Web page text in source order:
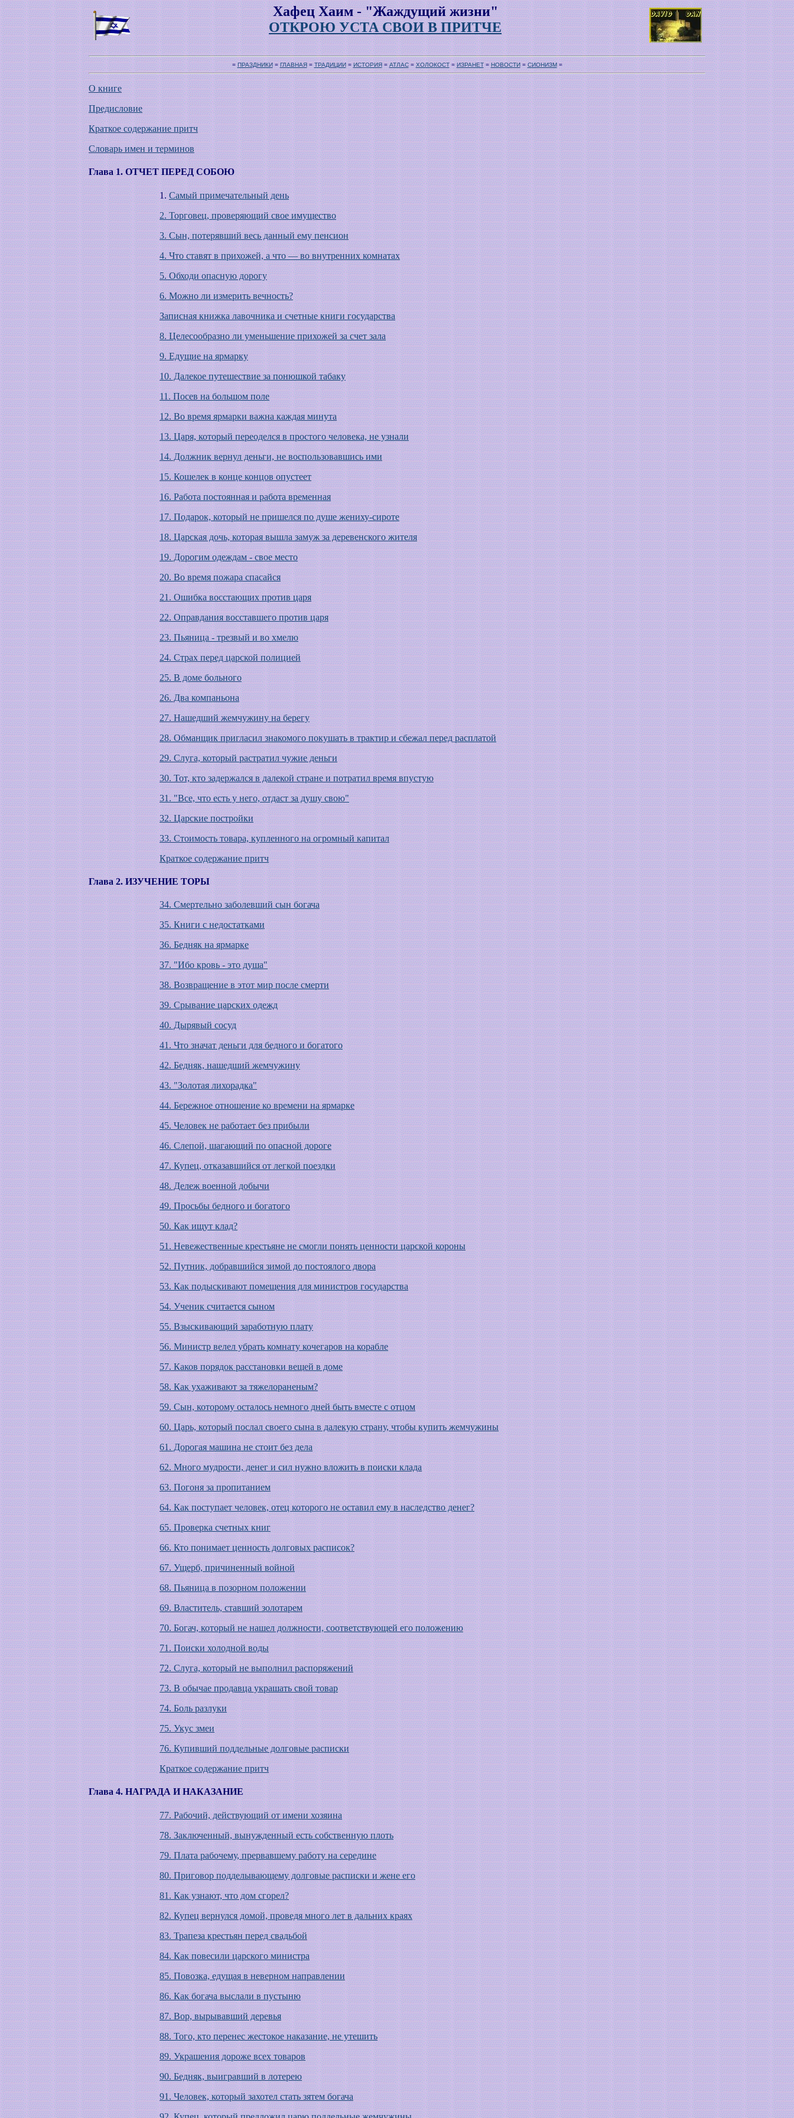
Хафец Хаим - "Жаждущий жизни"
ОТКРОЮ УСТА СВОИ В ПРИТЧЕ
=ПРАЗДНИКИ=ГЛАВНАЯ=ТРАДИЦИИ=ИСТОРИЯ=АТЛАС=ХОЛОКОСТ=ИЗРАНЕТ=НОВОСТИ=СИОНИЗМ=
О книге
Предисловие
Краткое содержание притч
Словарь имен и терминов
Глава 1. ОТЧЕТ ПЕРЕД СОБОЮ
1.Самый примечательный день
2. Торговец, проверяющий свое имущество
3. Сын, потерявший весь данный ему пенсион
4. Что ставят в прихожей, а что — во внутренних комнатах
5. Обходи опасную дорогу
6. Можно ли измерить вечность?
Записная книжка лавочника и счетные книги государства
8. Целесообразно ли уменьшение прихожей за счет зала
9. Едущие на ярмарку
10. Далекое путешествие за понюшкой табаку
11. Посев на большом поле
12. Во время ярмарки важна каждая минута
13. Царя, который переоделся в простого человека, не узнали
14. Должник вернул деньги, не воспользовавшись ими
15. Кошелек в конце концов опустеет
16. Работа постоянная и работа временная
17. Подарок, который не пришелся по душе жениху-сироте
18. Царская дочь, которая вышла замуж за деревенского жителя
19. Дорогим одеждам - свое место
20. Во время пожара спасайся
21. Ошибка восстающих против царя
22. Оправдания восставшего против царя
23. Пьяница - трезвый и во хмелю
24. Страх перед царской полицией
25. В доме больного
26. Два компаньона
27. Нашедший жемчужину на берегу
28. Обманщик пригласил знакомого покушать в трактир и сбежал перед расплатой
29. Слуга, который растратил чужие деньги
30. Тот, кто задержался в далекой стране и потратил время впустую
31. "Все, что есть у него, отдаст за душу свою"
32. Царские постройки
33. Стоимость товара, купленного на огромный капитал
Краткое содержание притч
Глава 2. ИЗУЧЕНИЕ ТОРЫ
34. Смертельно заболевший сын богача
35. Книги с недостатками
36. Бедняк на ярмарке
37. "Ибо кровь - это душа"
38. Возвращение в этот мир после смерти
39. Срывание царских одежд
40. Дырявый сосуд
41. Что значат деньги для бедного и богатого
42. Бедняк, нашедший жемчужину
43. "Золотая лихорадка"
44. Бережное отношение ко времени на ярмарке
45. Человек не работает без прибыли
46. Слепой, шагающий по опасной дороге
47. Купец, отказавшийся от легкой поездки
48. Дележ военной добычи
49. Просьбы бедного и богатого
50. Как ищут клад?
51. Невежественные крестьяне не смогли понять ценности царской короны
52. Путник, добравшийся зимой до постоялого двора
53. Как подыскивают помещения для министров государства
54. Ученик считается сыном
55. Взыскивающий заработную плату
56. Министр велел убрать комнату кочегаров на корабле
57. Каков порядок расстановки вещей в доме
58. Как ухаживают за тяжелораненым?
59. Сын, которому осталось немного дней быть вместе с отцом
60. Царь, который послал своего сына в далекую страну, чтобы купить жемчужины
61. Дорогая машина не стоит без дела
62. Много мудрости, денег и сил нужно вложить в поиски клада
63. Погоня за пропитанием
64. Как поступает человек, отец которого не оставил ему в наследство денег?
65. Проверка счетных книг
66. Кто понимает ценность долговых расписок?
67. Ущерб, причиненный войной
68. Пьяница в позорном положении
69. Властитель, ставший золотарем
70. Богач, который не нашел должности, соответствующей его положению
71. Поиски холодной воды
72. Слуга, который не выполнил распоряжений
73. В обычае продавца украшать свой товар
74. Боль разлуки
75. Укус змеи
76. Купивший поддельные долговые расписки
Краткое содержание притч
Глава 4. НАГРАДА И НАКАЗАНИЕ
77. Рабочий, действующий от имени хозяина
78. Заключенный, вынужденный есть собственную плоть
79. Плата рабочему, прервавшему работу на середине
80. Приговор подделывающему долговые расписки и жене его
81. Как узнают, что дом сгорел?
82. Купец вернулся домой, проведя много лет в дальних краях
83. Трапеза крестьян перед свадьбой
84. Как повесили царского министра
85. Повозка, едущая в неверном направлении
86. Как богача выслали в пустыню
87. Вор, вырывавший деревья
88. Того, кто перенес жестокое наказание, не утешить
89. Украшения дороже всех товаров
90. Бедняк, выигравший в лотерею
91. Человек, который захотел стать зятем богача